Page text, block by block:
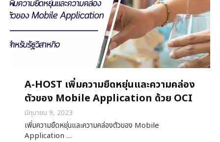
A-HOST เพิ่มความยืดหยุ่นและความคล่อง
ตัวของ Mobile Application ด้วย OCI
มิถุนายน 9, 2023
เพิ่มความยืดหยุ่นและความคล่องตัวของ Mobile
Application …